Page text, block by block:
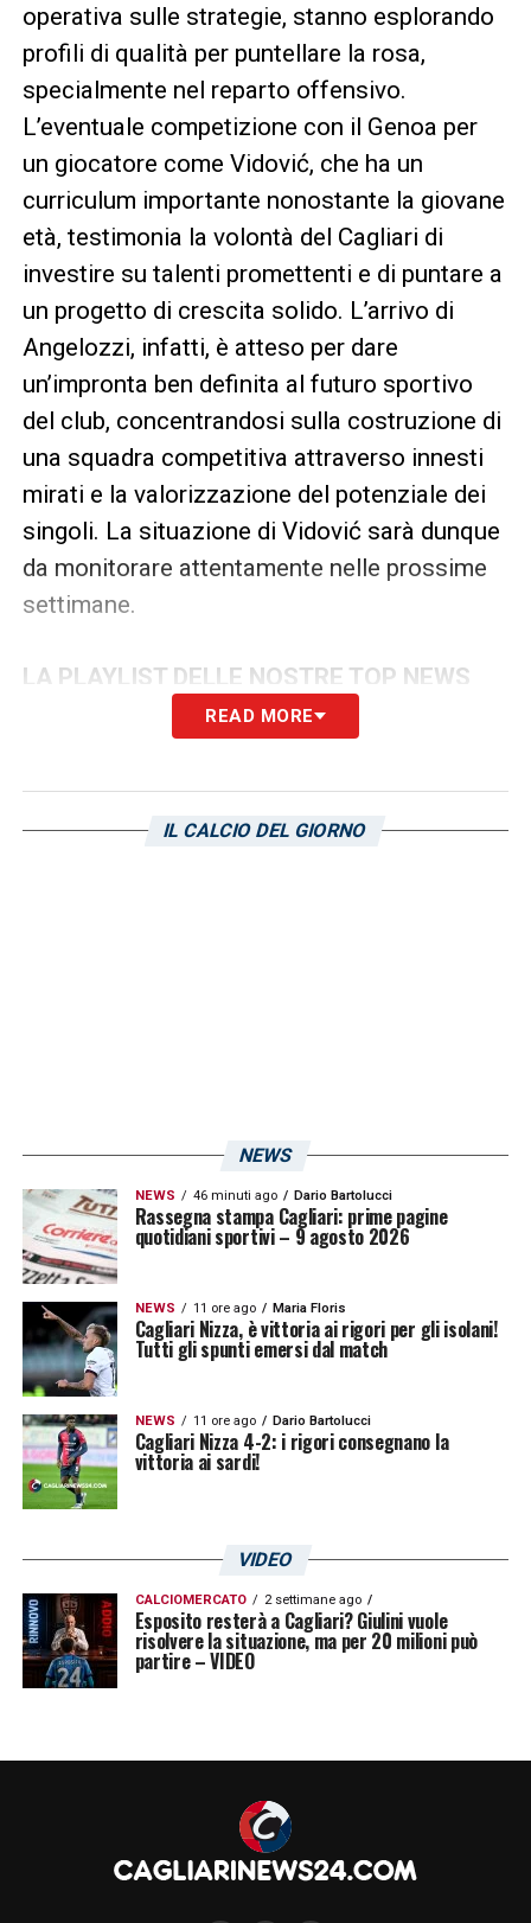
operativa sulle strategie, stanno esplorando
profili di qualità per puntellare la rosa,
specialmente nel reparto offensivo.
L’eventuale competizione con il Genoa per
un giocatore come Vidović, che ha un
curriculum importante nonostante la giovane
età, testimonia la volontà del Cagliari di
investire su talenti promettenti e di puntare a
un progetto di crescita solido. L’arrivo di
Angelozzi, infatti, è atteso per dare
un’impronta ben definita al futuro sportivo
del club, concentrandosi sulla costruzione di
una squadra competitiva attraverso innesti
mirati e la valorizzazione del potenziale dei
singoli. La situazione di Vidović sarà dunque
da monitorare attentamente nelle prossime
settimane.
LA PLAYLIST DELLE NOSTRE TOP NEWS
READ MORE
IL CALCIO DEL GIORNO
NEWS
NEWS 46 minuti ago Dario Bartolucci
Rassegna stampa Cagliari: prime pagine
quotidiani sportivi – 9 agosto 2026
NEWS 11 ore ago Maria Floris
Cagliari Nizza, è vittoria ai rigori per gli isolani!
Tutti gli spunti emersi dal match
NEWS 11 ore ago Dario Bartolucci
Cagliari Nizza 4-2: i rigori consegnano la
vittoria ai sardi!
VIDEO
CALCIOMERCATO 2 settimane ago
Esposito resterà a Cagliari? Giulini vuole
risolvere la situazione, ma per 20 milioni può
partire – VIDEO